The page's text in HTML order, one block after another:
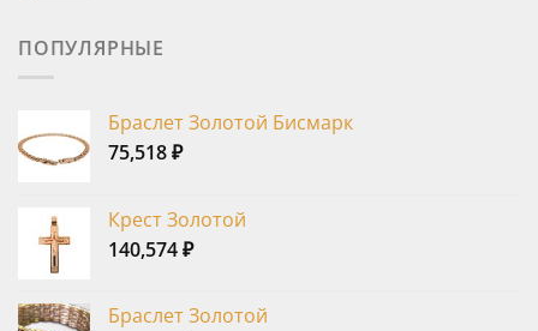
ПОПУЛЯРНЫЕ
Браслет Золотой Бисмарк
75,518₽
Крест Золотой
140,574₽
Браслет Золотой